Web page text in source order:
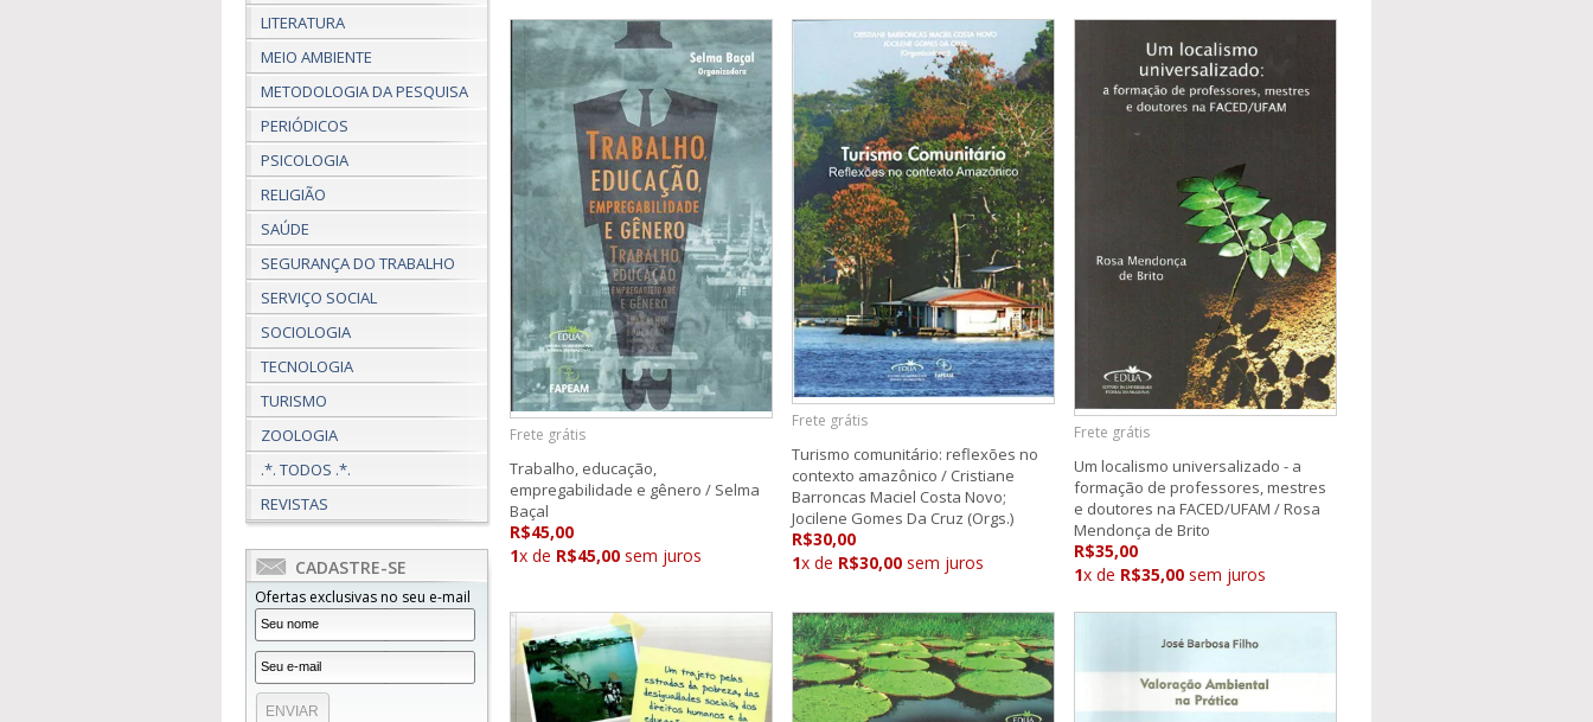
LITERATURA
MEIO AMBIENTE
METODOLOGIA DA PESQUISA
PERIÓDICOS
PSICOLOGIA
RELIGIÃO
SAÚDE
SEGURANÇA DO TRABALHO
SERVIÇO SOCIAL
SOCIOLOGIA
TECNOLOGIA
TURISMO
ZOOLOGIA
.*. TODOS .*.
REVISTAS
CADASTRE-SE
Ofertas exclusivas no seu e-mail
Frete grátis
Trabalho, educação,
empregabilidade e gênero / Selma
Baçal
R$45,00
1x de R$45,00 sem juros
Frete grátis
Turismo comunitário: reflexões no
contexto amazônico / Cristiane
Barroncas Maciel Costa Novo;
Jocilene Gomes Da Cruz (Orgs.)
R$30,00
1x de R$30,00 sem juros
Frete grátis
Um localismo universalizado - a
formação de professores, mestres
e doutores na FACED/UFAM / Rosa
Mendonça de Brito
R$35,00
1x de R$35,00 sem juros